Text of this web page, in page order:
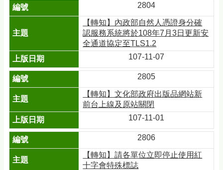
2804
【轉知】內政部自然人憑證身分確
認服務系統將於108年7月3日更新安
全通道協定至TLS1.2
107-11-07
2805
【轉知】文化部政府出版品網站新
前台上線及原站關閉
107-11-01
2806
【轉知】請各單位立即停止使用紅
十字會特殊標誌